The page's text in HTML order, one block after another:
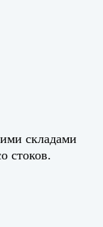
складами
стоков.